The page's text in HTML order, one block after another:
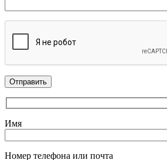
Имя
Номер телефона или почта